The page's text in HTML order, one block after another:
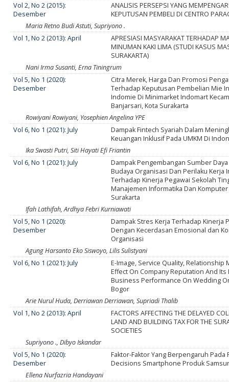
Vol 2, No 2 (2015):
Desember
ANALISIS PERSEPSI YANG
KEPUTUSAN PEMBELI DI CENTRO
Maria Retno Budi Astuti, Supriyono .
Vol 1, No 2 (2013): April
APRESIASI MASYARAKAT TERHADAP
MINUMAN KAKI LIMA (STUDI KASUS
SURAKARTA)
Nani Irma Susanti, Erna Tiningrum
Vol 5, No 1 (2020):
Desember
Citra Merek, Harga Dan Promosi
Terhadap Keputusan Pembelian Mie
Indomie Di Minimarket Indomart
Banjarsari, Kota Surakarta
Rowiyani Rowiyani, Yosephien Angelina YPE
Vol 6, No 1 (2021): July
Dampak Fintech Syariah Dalam
Keuangan Inklusif Pada UMKM Di
Ika Swasti Putri, Siti Hayati Efi Friantin
Vol 6, No 1 (2021): July
Dampak Pengembangan Sumber
Budaya Organisasi Dan Perilaku Kerja
Terhadap Kinerja Pegawai Sekolah
Manajemen Informatika Dan Komputer
Surakarta
Ifah Lathifah, Ardhya Febri Kurniawati
Vol 5, No 1 (2020):
Desember
Dampak Stres Kerja Terhadap Kinerja
Dengan Kecerdasan Emosional dan
Organisasi
Agung Harsanto Eko Siswoyo, Lilis Sulistyani
Vol 6, No 1 (2021): July
E-Image, Service Quality, Relationship
Effect On Company Reputation And Its
Business Performance On Wedding
Bogor
Arie Nurul Huda, Derriawan Derriawan, Supriadi Thalib
Vol 1, No 2 (2013): April
FACTORS AFFECTING THE DELAYED
LAND AND BUILDING TAX FOR THE
SOCIETIES
Supriyono ., Dibyo Iskandar
Vol 5, No 1 (2020):
Desember
Faktor-Faktor Yang Berpengaruh Pada
Decisions Smartphone Produk
Ellena Nurfazria Handayani